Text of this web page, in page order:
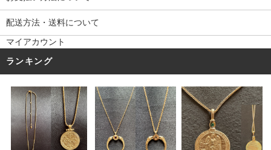
配送方法・送料について
マイアカウント
ランキング